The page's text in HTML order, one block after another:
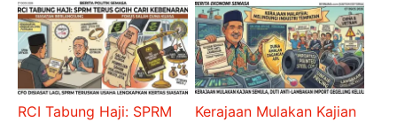
RCI Tabung Haji: SPRM
Kerajaan Mulakan Kajian